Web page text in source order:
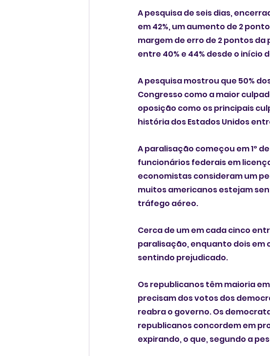
A pesquisa de seis dias,
em 42%, um aumento de 2
margem de erro de 2 pontos
entre 40% e 44% desde o início
A pesquisa mostrou que 50%
Congresso como a maior
oposição como os principais
história dos Estados Unidos
A paralisação começou em 1º
funcionários federais em
economistas consideram um
muitos americanos estejam
tráfego aéreo.
Cerca de um em cada cinco
paralisação, enquanto dois em
sentindo prejudicado.
Os republicanos têm maioria
precisam dos votos dos
reabra o governo. Os
republicanos concordem em
expirando, o que, segundo a